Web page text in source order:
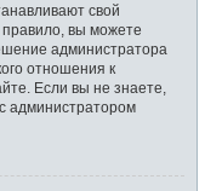
свой
вы можете
администратора
отношения к
Если вы не знаете,
администратором